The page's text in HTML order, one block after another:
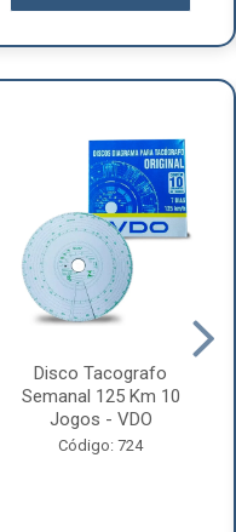
Disco Tacografo
Semanal 125 Km 10
Jogos - VDO
Código: 724